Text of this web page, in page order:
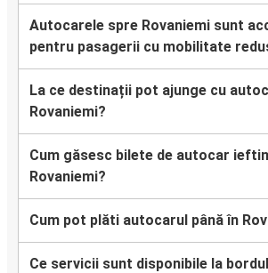
Autocarele spre Rovaniemi sunt
pentru pasagerii cu mobilitate
La ce destinații pot ajunge cu
Rovaniemi?
Cum găsesc bilete de autocar
Rovaniemi?
Cum pot plăti autocarul până în
Ce servicii sunt disponibile la bordul